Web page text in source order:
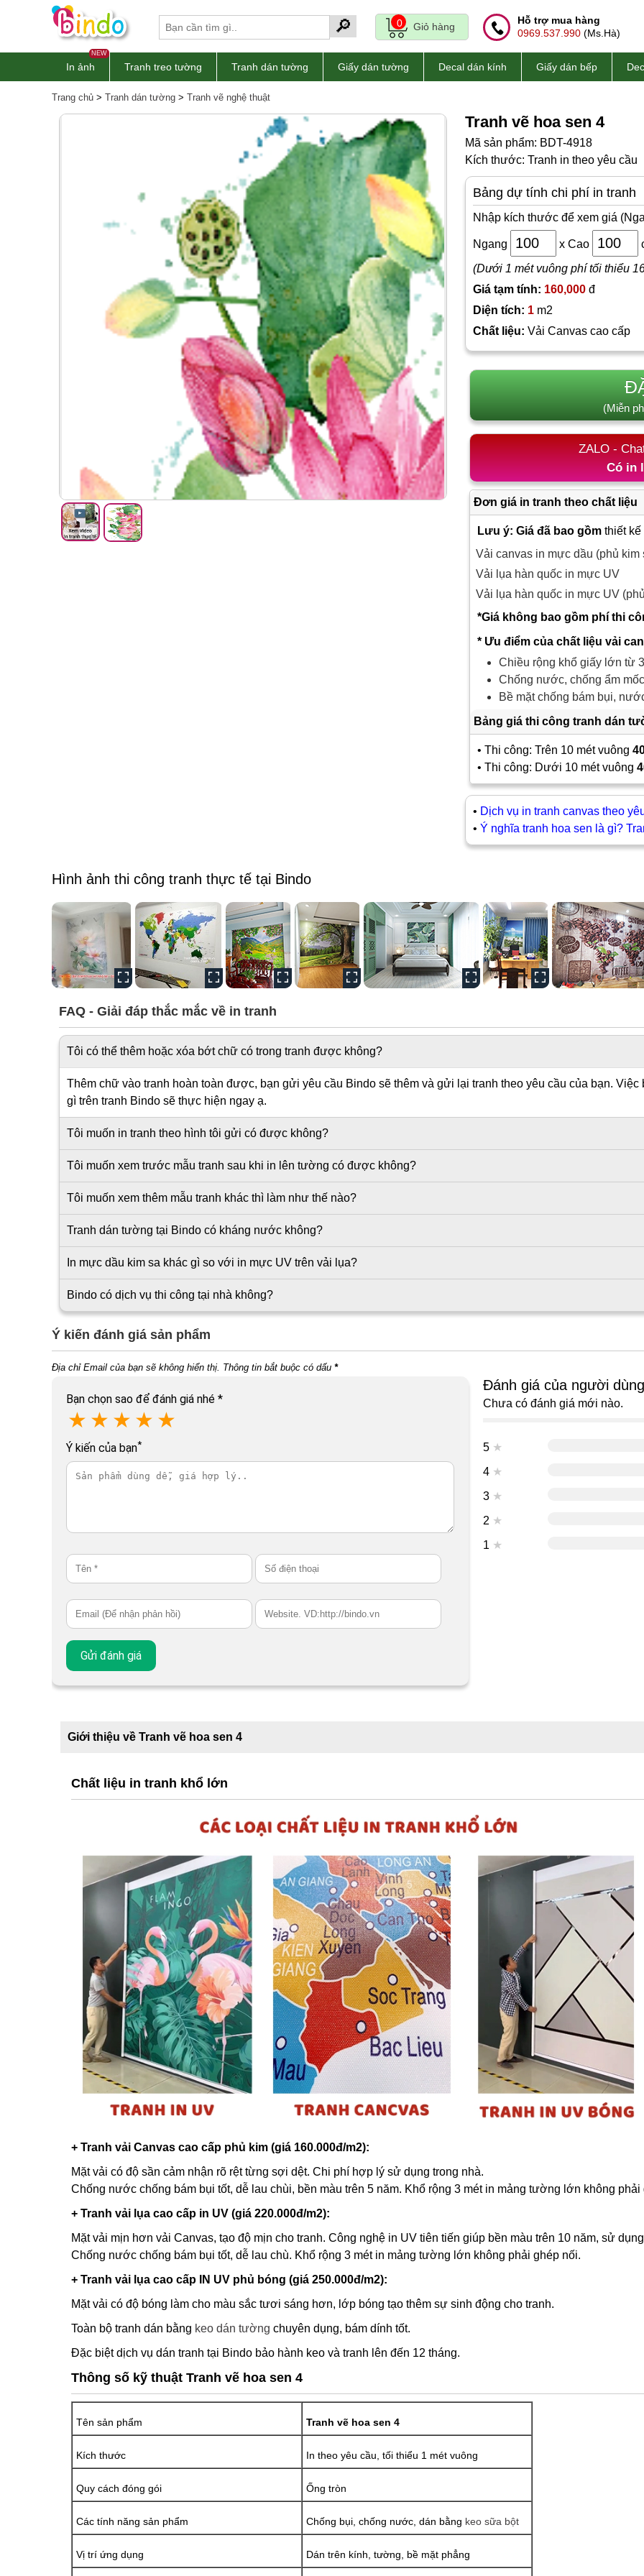
🔎 0 Giỏ hàng
Hỗ trợ mua hàng
0969.537.990 (Ms.Hà)
NEW
In ảnh Tranh treo tường Tranh dán tường Giấy dán tường Decal dán kính Giấy dán bếp
Trang chủ > Tranh dán tường > Tranh vẽ nghệ thuật
Tranh vẽ hoa sen 4
Mã sản phẩm: BDT-4918
Kích thước: Tranh in theo yêu cầu
Bảng dự tính chi phí in tranh
Nhập kích thước để xem giá
Ngang x Cao
(Dưới 1 mét vuông phí tối thiểu
Giá tạm tính: 160,000 đ
Diện tích: 1 m2
Chất liệu: Vải Canvas cao cấp
(Miễn
ZALO -
Có in
Đơn giá in tranh theo chất liệu
Lưu ý: Giá đã bao gồm thiết
Vải canvas in mực dầu (phủ kim
Vải lụa hàn quốc in mực UV
Vải lụa hàn quốc in mực UV
*Giá không bao gồm phí thi
* Ưu điểm của chất liệu vải
Chiều rộng khổ giấy lớn từ
Chống nước, chống ẩm
Bề mặt chống bám bụi,
Bảng giá thi công tranh dán
• Thi công: Trên 10 mét vuông
• Thi công: Dưới 10 mét vuông
• Dịch vụ in tranh canvas theo
• Ý nghĩa tranh hoa sen là gì?
Hình ảnh thi công tranh thực tế tại Bindo
FAQ - Giải đáp thắc mắc về in tranh
Tôi có thể thêm hoặc xóa bớt chữ có trong tranh được không?
Thêm chữ vào tranh hoàn toàn được, bạn gửi yêu cầu Bindo sẽ thêm và gửi lại tranh theo yêu cầu của bạn.
gì trên tranh Bindo sẽ thực hiện ngay ạ.
Tôi muốn in tranh theo hình tôi gửi có được không?
Tôi muốn xem trước mẫu tranh sau khi in lên tường có được không?
Tôi muốn xem thêm mẫu tranh khác thì làm như thế nào?
Tranh dán tường tại Bindo có kháng nước không?
In mực dầu kim sa khác gì so với in mực UV trên vải lụa?
Bindo có dịch vụ thi công tại nhà không?
Ý kiến đánh giá sản phẩm
Địa chỉ Email của bạn sẽ không hiển thị. Thông tin bắt buộc có dấu *
Bạn chọn sao để đánh giá nhé *
★ ★ ★ ★ ★
Ý kiến của bạn*
Đánh giá của người dùng
Chưa có đánh giá mới nào.
5 ★
4 ★
3 ★
2 ★
1 ★
Giới thiệu về Tranh vẽ hoa sen 4
Chất liệu in tranh khổ lớn
+ Tranh vải Canvas cao cấp phủ kim (giá 160.000đ/m2):
Mặt vải có độ sần cảm nhận rõ rệt từng sợi dệt. Chi phí hợp lý sử dụng trong nhà.
Chống nước chống bám bụi tốt, dễ lau chùi, bền màu trên 5 năm. Khổ rộng 3 mét in mảng tường lớn không phải
+ Tranh vải lụa cao cấp in UV (giá 220.000đ/m2):
Mặt vải mịn hơn vải Canvas, tạo độ mịn cho tranh. Công nghệ in UV tiên tiến giúp bền màu trên 10 năm, sử
Chống nước chống bám bụi tốt, dễ lau chù. Khổ rộng 3 mét in mảng tường lớn không phải ghép nối.
+ Tranh vải lụa cao cấp IN UV phủ bóng (giá 250.000đ/m2):
Mặt vải có độ bóng làm cho màu sắc tươi sáng hơn, lớp bóng tạo thêm sự sinh động cho tranh.
Toàn bộ tranh dán bằng keo dán tường chuyên dụng, bám dính tốt.
Đặc biệt dịch vụ dán tranh tại Bindo bảo hành keo và tranh lên đến 12 tháng.
Thông số kỹ thuật Tranh vẽ hoa sen 4
Tên sản phẩm Tranh vẽ hoa sen 4
Kích thước In theo yêu cầu, tối thiểu 1 mét vuông
Quy cách đóng gói Ống tròn
Các tính năng sản phẩm Chống bụi, chống nước, dán bằng keo sữa bột
Vị trí ứng dụng Dán trên kính, tường, bề mặt phẳng